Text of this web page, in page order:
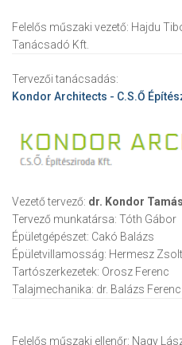
Felelős műszaki vezető: Hajdu
Tanácsadó Kft.
Tervezői tanácsadás:
Kondor Architects - C.S.Ő
Vezető tervező: dr. Kondor Tamás
Tervező munkatársa: Tóth Gábor
Épületgépészet: Cakó Balázs
Épületvillamosság: Hermesz
Tartószerkezetek: Orosz Ferenc
Talajmechanika: dr. Balázs Ferenc
Felelős műszaki ellenőr: Nagy